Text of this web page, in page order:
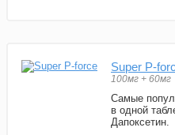
Super P-
100мг + 60мг
Самые
в одной
Дапоксетин.